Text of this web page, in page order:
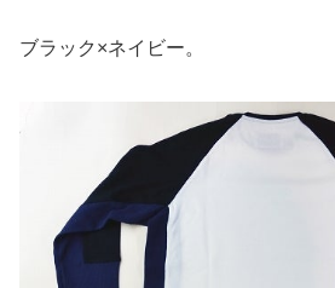
ブラック×ネイビー。